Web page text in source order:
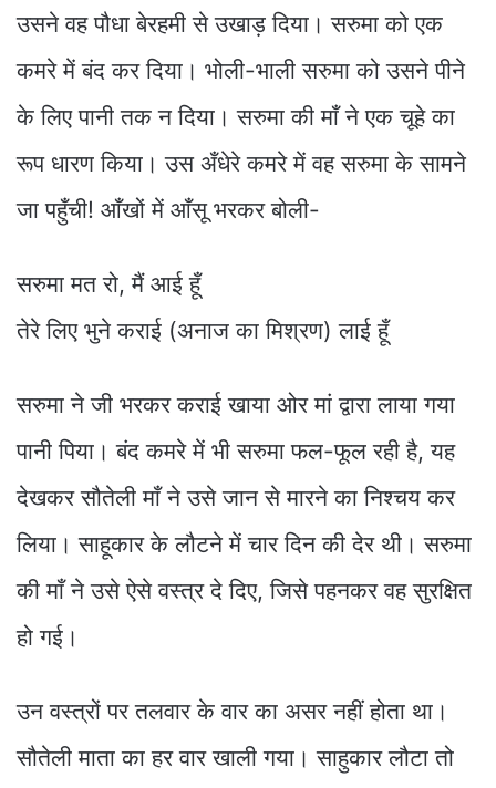
उसने वह पौधा बेरहमी से उखाड़ दिया। सरुमा को एक
कमरे में बंद कर दिया। भोली-भाली सरुमा को उसने पीने
के लिए पानी तक न दिया। सरुमा की माँ ने एक चूहे का
रूप धारण किया। उस अँधेरे कमरे में वह सरुमा के सामने
जा पहुँची! आँखों में आँसू भरकर बोली-
सरुमा मत रो, मैं आई हूँ
तेरे लिए भुने कराई (अनाज का मिश्रण) लाई हूँ
सरुमा ने जी भरकर कराई खाया ओर मां द्वारा लाया गया
पानी पिया। बंद कमरे में भी सरुमा फल-फूल रही है, यह
देखकर सौतेली माँ ने उसे जान से मारने का निश्चय कर
लिया। साहूकार के लौटने में चार दिन की देर थी। सरुमा
की माँ ने उसे ऐसे वस्त्र दे दिए, जिसे पहनकर वह सुरक्षित
हो गई।
उन वस्त्रों पर तलवार के वार का असर नहीं होता था।
सौतेली माता का हर वार खाली गया। साहुकार लौटा तो